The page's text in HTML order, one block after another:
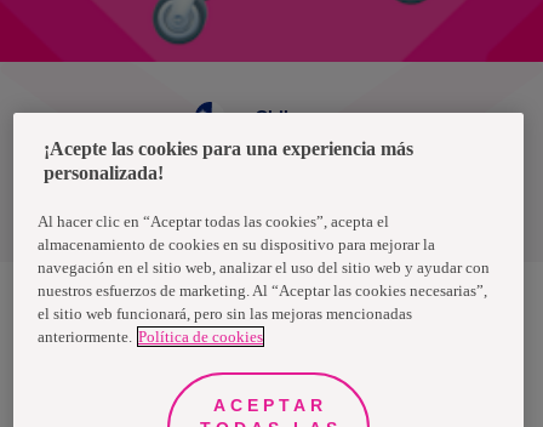
Términos y condiciones
Chile
Nosotras, una marca de Essity - una compañía global líder en
mundo, utilizan nuestros productos, servicios y soluciones. Nuestro
propósito es romper barreras por el bienestar en beneficio de
consumidores, pacientes, cuidadores, clientes y la sociedad en
¡Acepte las cookies para una experiencia más
personalizada!
Al hacer clic en “Aceptar todas las cookies”, acepta el
almacenamiento de cookies en su dispositivo para mejorar la
navegación en el sitio web, analizar el uso del sitio web y ayudar con
nuestros esfuerzos de marketing. Al “Aceptar las cookies necesarias”,
el sitio web funcionará, pero sin las mejoras mencionadas
anteriormente. Política de cookies
ACEPTAR